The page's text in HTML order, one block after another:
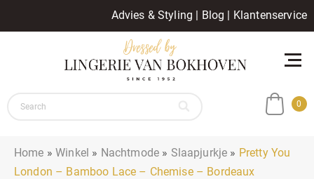
Advies & Styling | Blog | Klantenservice
0
Home »Winkel » Nachtmode » Slaapjurkje » Pretty You
London – Bamboo Lace – Chemise – Bordeaux